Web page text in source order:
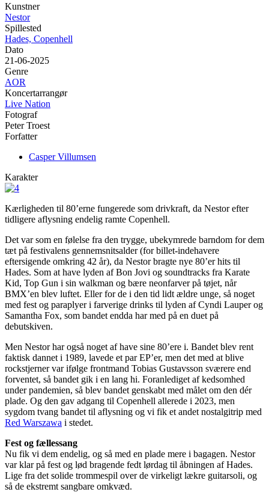
Kunstner
Nestor
Spillested
Hades, Copenhell
Dato
21-06-2025
Genre
AOR
Koncertarrangør
Live Nation
Fotograf
Peter Troest
Forfatter
Casper Villumsen
Karakter
Kærligheden til 80’erne fungerede som drivkraft, da Nestor efter
tidligere aflysning endelig ramte Copenhell.
Det var som en følelse fra den trygge, ubekymrede barndom for dem
tæt på festivalens gennemsnitsalder (for billet-indehavere
eftersigende omkring 42 år), da Nestor bragte nye 80’er hits til
Hades. Som at have lyden af Bon Jovi og soundtracks fra Karate
Kid, Top Gun i sin walkman og bære neonfarver på tøjet, når
BMX’en blev luftet. Eller for de i den tid lidt ældre unge, så noget
med fest og paraplyer i farverige drinks til lyden af Cyndi Lauper og
Samantha Fox, som bandet endda har med på en duet på
debutskiven.
Men Nestor har også noget af have sine 80’ere i. Bandet blev rent
faktisk dannet i 1989, lavede et par EP’er, men det med at blive
rockstjerner var ifølge frontmand Tobias Gustavsson sværere end
forventet, så bandet gik i en lang hi. Foranlediget af kedsomhed
under pandemien, så blev bandet genskabt med målet om den dér
plade. Og den gav adgang til Copenhell allerede i 2023, men
sygdom tvang bandet til aflysning og vi fik et andet nostalgitrip med
Red Warszawa i stedet.
Fest og fællessang
Nu fik vi dem endelig, og så med en plade mere i bagagen. Nestor
var klar på fest og lød bragende fedt lørdag til åbningen af Hades.
Lige fra det solide trommespil over de virkeligt lækre guitarsoli, og
så de ekstremt sangbare omkvæd.